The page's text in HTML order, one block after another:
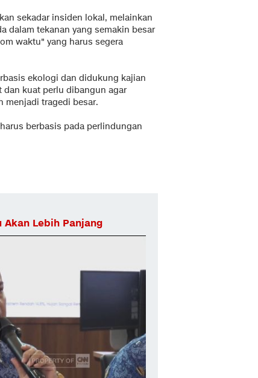
sekadar insiden lokal, melainkan
dalam tekanan yang semakin besar
waktu" yang harus segera
ekologi dan didukung kajian
kuat perlu dibangun agar
menjadi tragedi besar.
berbasis pada perlindungan
Akan Lebih Panjang